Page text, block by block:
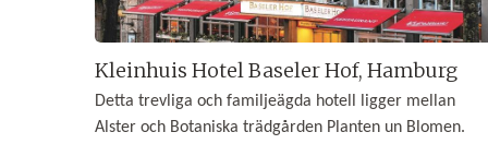
Kleinhuis Hotel Baseler Hof, Hamburg
Detta trevliga och familjeägda hotell ligger mellan
Alster och Botaniska trädgården Planten un Blomen.